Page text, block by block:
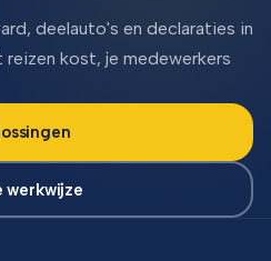
deelauto's en declaraties in
kost, je medewerkers
werkwijze